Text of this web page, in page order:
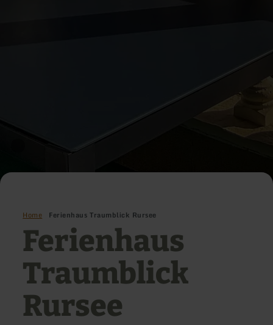
Home Ferienhaus Traumblick Rursee
Ferienhaus
Traumblick
Rursee